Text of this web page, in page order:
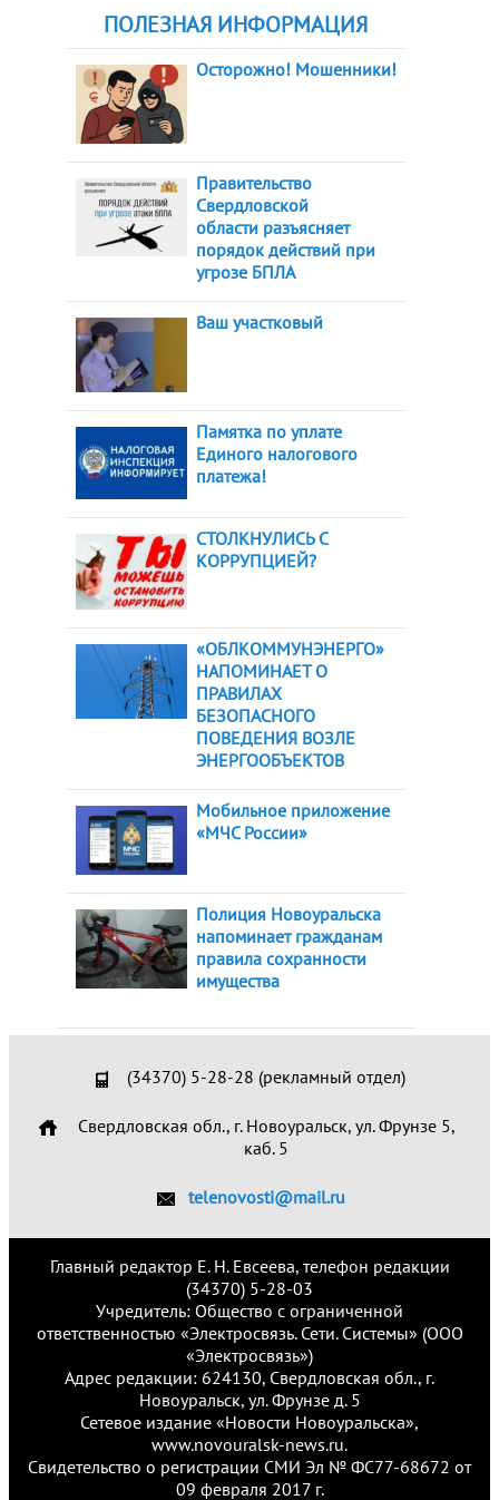
ПОЛЕЗНАЯ ИНФОРМАЦИЯ
Осторожно! Мошенники!
Правительство
Свердловской
области разъясняет
порядок действий при
угрозе БПЛА
Ваш участковый
Памятка по уплате
Единого налогового
платежа!
СТОЛКНУЛИСЬ С
КОРРУПЦИЕЙ?
«ОБЛКОММУНЭНЕРГО»
НАПОМИНАЕТ О
ПРАВИЛАХ
БЕЗОПАСНОГО
ПОВЕДЕНИЯ ВОЗЛЕ
ЭНЕРГООБЪЕКТОВ
Мобильное приложение
«МЧС России»
Полиция Новоуральска
напоминает гражданам
правила сохранности
имущества
(34370) 5-28-28 (рекламный отдел)
Свердловская обл., г. Новоуральск, ул. Фрунзе 5,
каб. 5
telenovosti@mail.ru
Главный редактор Е. Н. Евсеева, телефон редакции
(34370) 5-28-03
Учредитель: Общество с ограниченной
ответственностью «Электросвязь. Сети. Системы» (ООО
«Электросвязь»)
Адрес редакции: 624130, Свердловская обл., г.
Новоуральск, ул. Фрунзе д. 5
Сетевое издание «Новости Новоуральска»,
www.novouralsk-news.ru.
Свидетельство о регистрации СМИ Эл № ФС77-68672 от
09 февраля 2017 г.